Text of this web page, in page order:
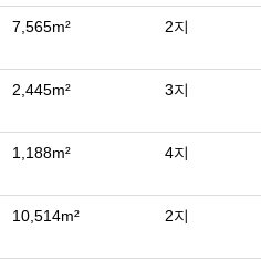
7,565m² 2지
2,445m² 3지
1,188m² 4지
10,514m² 2지